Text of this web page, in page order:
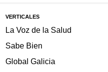
VERTICALES
La Voz de la Salud
Sabe Bien
Global Galicia